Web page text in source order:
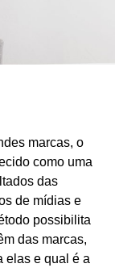
marcas, o
como uma
das
de mídias e
possibilita
das marcas,
elas e qual é a